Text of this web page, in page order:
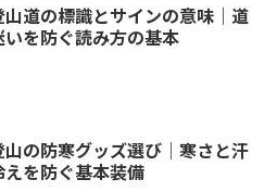
山道の標識とサインの意味｜道
いを防ぐ読み方の基本
山の防寒グッズ選び｜寒さと汗
えを防ぐ基本装備